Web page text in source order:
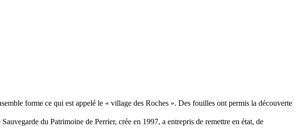
forme ce qui est appelé le « village des Roches ». Des fouilles ont permis la découverte
du Patrimoine de Perrier, crée en 1997, a entrepris de remettre en état, de